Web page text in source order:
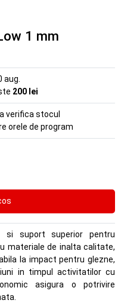
1 mm
aug.
200 lei
verifica stocul
orele de program
si suport superior pentru
materiale de inalta calitate,
la impact pentru glezne,
in timpul activitatilor cu
asigura o potrivire